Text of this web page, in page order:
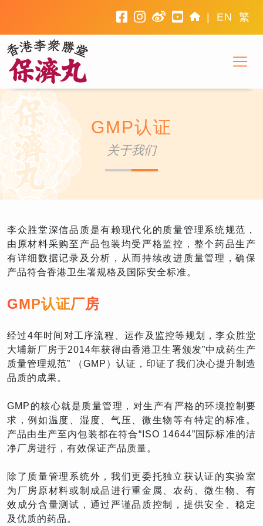
facebook
instagram
weiboyoutube
home
EN 繁
香港李众胜堂
GMP认证
关于我们
李众胜堂深信品质是有赖现代化的质量管理系统规范，
由原材料采购至产品包装均受严格监控，整个药品生产
有详细数据记录及分析，从而持续改进质量管理，确保
产品符合香港卫生署规格及国际安全标准。
GMP认证厂房
经过4年时间对工序流程、运作及监控等规划，李众胜堂
大埔新厂房于2014年获得由香港卫生署颁发”中成药生产
质量管理规范” （GMP）认证，印证了我们决心提升制造
品质的成果。
GMP的核心就是质量管理，对生产有严格的环境控制要
求，例如温度、湿度、气压、微生物等有特定的标准。
产品由生产至内包装都在符合“ISO 14644”国际标准的洁
净厂房进行，有效保证产品质量。
除了质量管理系统外，我们更委托独立获认证的实验室
为厂房原材料或制成品进行重金属、农药、微生物、有
效成分含量测试，通过严谨品质控制，提供安全、稳定
及优质的药品。